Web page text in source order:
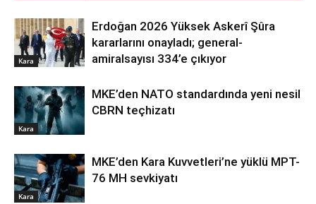
Kara
Erdoğan 2026 Yüksek Askerî Şûra
kararlarını onayladı; general-
amiralsayısı 334’e çıkıyor
Kara
MKE’den NATO standardında yeni nesil
CBRN teçhizatı
Kara
MKE’den Kara Kuvvetleri’ne yüklü MPT-
76 MH sevkiyatı